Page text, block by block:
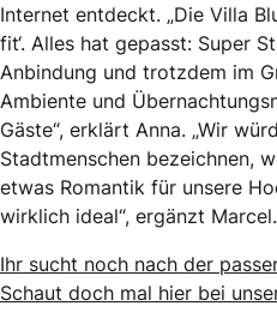
Internet entdeckt. „Die Villa
fit‘. Alles hat gepasst: Super
Anbindung und trotzdem im
Ambiente und
Gäste“, erklärt Anna. „Wir
Stadtmenschen bezeichnen,
etwas Romantik für unsere
wirklich ideal“, ergänzt Marcel.
Ihr sucht noch nach der
Schaut doch mal hier bei